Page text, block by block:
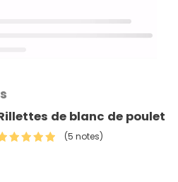
de blanc de poulet
(5 notes)